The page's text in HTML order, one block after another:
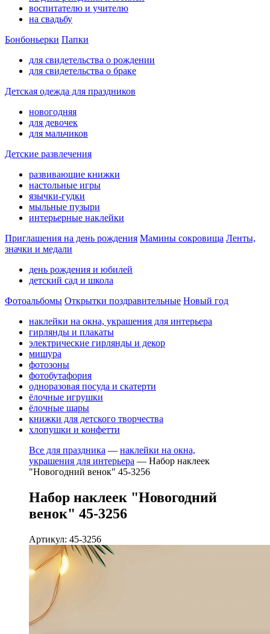
воспитателю и учителю
на свадьбу
Бонбоньерки Папки
для свидетельства о рождении
для свидетельства о браке
Детская одежда для праздников
новогодняя
для девочек
для мальчиков
Детские развлечения
развивающие книжки
настольные игры
язычки-гудки
мыльные пузыри
интерьерные наклейки
Приглашения на день рождения Мамины сокровища Ленты,
значки и медали
день рождения и юбилей
детский сад и школа
Фотоальбомы Открытки поздравительные Новый год
наклейки на окна, украшения для интерьера
гирлянды и плакаты
электрические гирлянды и декор
мишура
фотозоны
фотобутафория
одноразовая посуда и скатерти
ёлочные игрушки
ёлочные шары
книжки для детского творчества
хлопушки и конфетти
Все для праздника — наклейки на окна,
украшения для интерьера — Набор наклеек
"Новогодний венок" 45-3256
Набор наклеек "Новогодний
венок" 45-3256
Артикул: 45-3256